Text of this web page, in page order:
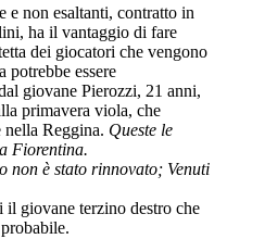
e non esaltanti, contratto in
ha il vantaggio di fare
dei giocatori che vengono
potrebbe essere
giovane Pierozzi, 21 anni,
primavera viola, che
nella Reggina. Queste le
Fiorentina.
non è stato rinnovato; Venuti
il giovane terzino destro che